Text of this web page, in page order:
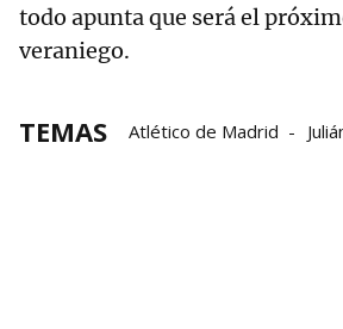
todo apunta que será el
veraniego.
TEMAS Atlético de Madrid